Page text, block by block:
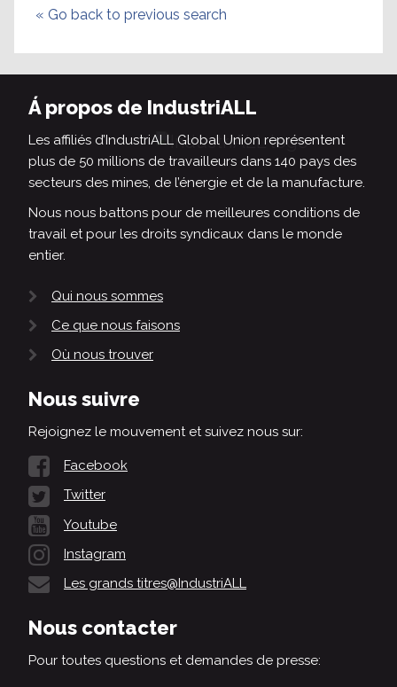
« Go back to previous search
Á propos de IndustriALL
Les affiliés d’IndustriALL Global Union représentent
plus de 50 millions de travailleurs dans 140 pays des
secteurs des mines, de l’énergie et de la manufacture.
Nous nous battons pour de meilleures conditions de
travail et pour les droits syndicaux dans le monde
entier.
Qui nous sommes
Ce que nous faisons
Où nous trouver
Nous suivre
Rejoignez le mouvement et suivez nous sur:
Facebook
Twitter
Youtube
Instagram
Les grands titres@IndustriALL
Nous contacter
Pour toutes questions et demandes de presse: